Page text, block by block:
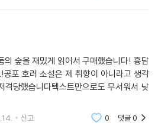
담의 저주는 계속 생명력을 지닌 채 이 사
. 그걸 막기 위해서는 역시 근원을 제거
. (pp. 155~156)
. (…) 흉담을 들었고 그 이후 저주라 할 수밖
다. 당연하게도, 흉담의 실제 내용은 철저
그대로 쓸 순 없었다. 그랬다면 독자에게
의 숲을 재밌게 읽어서 구매했습니다! 흉담
포 호러 소설은 제 취향이 아니라고 생각
당했습니다텍스트만으로도 무서워서 낮
신고 0 댓글0